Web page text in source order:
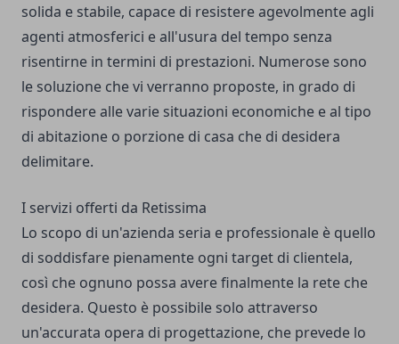
solida e stabile, capace di resistere agevolmente agli
agenti atmosferici e all'usura del tempo senza
risentirne in termini di prestazioni. Numerose sono
le soluzione che vi verranno proposte, in grado di
rispondere alle varie situazioni economiche e al tipo
di abitazione o porzione di casa che di desidera
delimitare.
I servizi offerti da Retissima
Lo scopo di un'azienda seria e professionale è quello
di soddisfare pienamente ogni target di clientela,
così che ognuno possa avere finalmente la rete che
desidera. Questo è possibile solo attraverso
un'accurata opera di progettazione, che prevede lo